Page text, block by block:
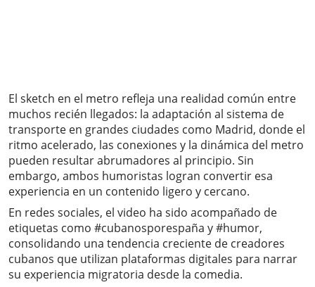
El sketch en el metro refleja una realidad común entre
muchos recién llegados: la adaptación al sistema de
transporte en grandes ciudades como Madrid, donde el
ritmo acelerado, las conexiones y la dinámica del metro
pueden resultar abrumadores al principio. Sin
embargo, ambos humoristas logran convertir esa
experiencia en un contenido ligero y cercano.
En redes sociales, el video ha sido acompañado de
etiquetas como #cubanosporespaña y #humor,
consolidando una tendencia creciente de creadores
cubanos que utilizan plataformas digitales para narrar
su experiencia migratoria desde la comedia.